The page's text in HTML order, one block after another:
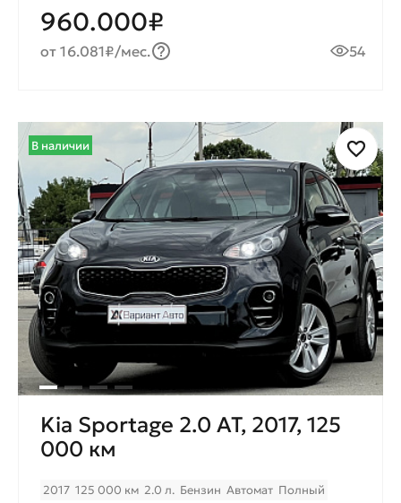
960.000₽
от 16.081₽/мес. 54
В наличии
Kia Sportage 2.0 AT, 2017, 125
000 км
2017 125 000 км 2.0 л. Бензин Автомат Полный